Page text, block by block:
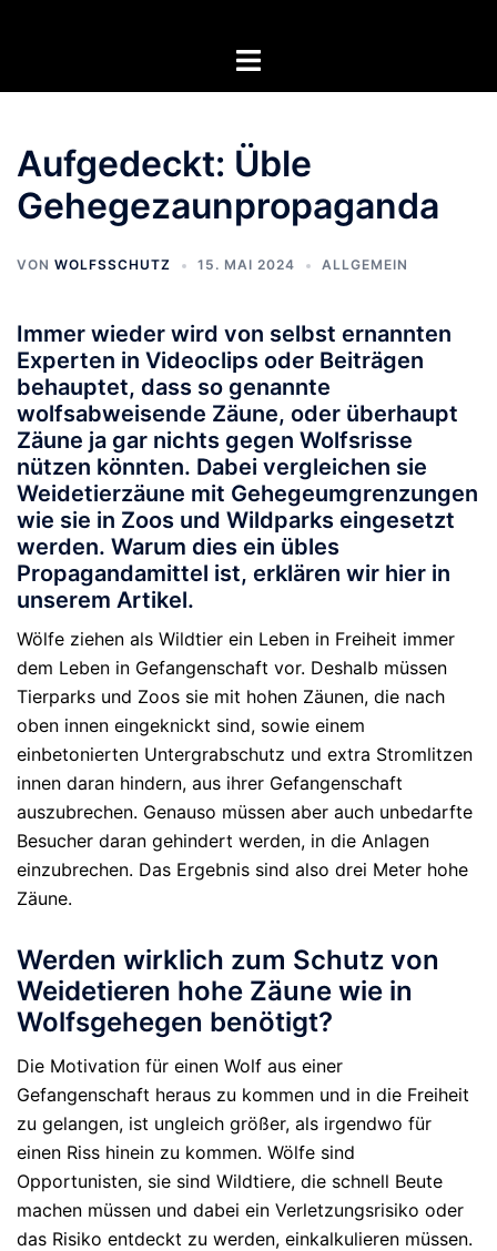
Menü
Aufgedeckt: Üble
Gehegezaunpropaganda
VON WOLFSSCHUTZ 15. MAI 2024 ALLGEMEIN
Immer wieder wird von selbst ernannten
Experten in Videoclips oder Beiträgen
behauptet, dass so genannte
wolfsabweisende Zäune, oder überhaupt
Zäune ja gar nichts gegen Wolfsrisse
nützen könnten. Dabei vergleichen sie
Weidetierzäune mit Gehegeumgrenzungen
wie sie in Zoos und Wildparks eingesetzt
werden. Warum dies ein übles
Propagandamittel ist, erklären wir hier in
unserem Artikel.
Wölfe ziehen als Wildtier ein Leben in Freiheit immer
dem Leben in Gefangenschaft vor. Deshalb müssen
Tierparks und Zoos sie mit hohen Zäunen, die nach
oben innen eingeknickt sind, sowie einem
einbetonierten Untergrabschutz und extra Stromlitzen
innen daran hindern, aus ihrer Gefangenschaft
auszubrechen. Genauso müssen aber auch unbedarfte
Besucher daran gehindert werden, in die Anlagen
einzubrechen. Das Ergebnis sind also drei Meter hohe
Zäune.
Werden wirklich zum Schutz von
Weidetieren hohe Zäune wie in
Wolfsgehegen benötigt?
Die Motivation für einen Wolf aus einer
Gefangenschaft heraus zu kommen und in die Freiheit
zu gelangen, ist ungleich größer, als irgendwo für
einen Riss hinein zu kommen. Wölfe sind
Opportunisten, sie sind Wildtiere, die schnell Beute
machen müssen und dabei ein Verletzungsrisiko oder
das Risiko entdeckt zu werden, einkalkulieren müssen.